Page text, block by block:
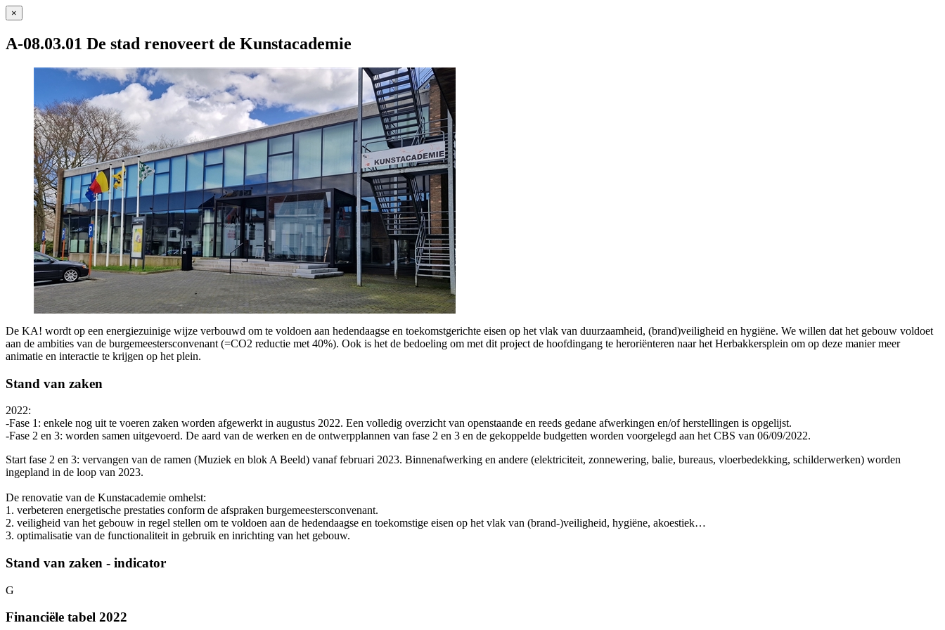
×
A-08.03.01 De stad renoveert de Kunstacademie
De KA! wordt op een energiezuinige wijze verbouwd om te voldoen aan hedendaagse en toekomstgerichte eisen op het vlak van duurzaamheid, (brand)veiligheid en hygiëne. We willen dat het gebouw voldoet
aan de ambities van de burgemeestersconvenant (=CO2 reductie met 40%). Ook is het de bedoeling om met dit project de hoofdingang te heroriënteren naar het Herbakkersplein om op deze manier meer
animatie en interactie te krijgen op het plein.
Stand van zaken
2022:
-Fase 1: enkele nog uit te voeren zaken worden afgewerkt in augustus 2022. Een volledig overzicht van openstaande en reeds gedane afwerkingen en/of herstellingen is opgelijst.
-Fase 2 en 3: worden samen uitgevoerd. De aard van de werken en de ontwerpplannen van fase 2 en 3 en de gekoppelde budgetten worden voorgelegd aan het CBS van 06/09/2022.
Start fase 2 en 3: vervangen van de ramen (Muziek en blok A Beeld) vanaf februari 2023. Binnenafwerking en andere (elektriciteit, zonnewering, balie, bureaus, vloerbedekking, schilderwerken) worden
ingepland in de loop van 2023.
De renovatie van de Kunstacademie omhelst:
1. verbeteren energetische prestaties conform de afspraken burgemeestersconvenant.
2. veiligheid van het gebouw in regel stellen om te voldoen aan de hedendaagse en toekomstige eisen op het vlak van (brand-)veiligheid, hygiëne, akoestiek…
3. optimalisatie van de functionaliteit in gebruik en inrichting van het gebouw.
Stand van zaken - indicator
G
Financiële tabel 2022